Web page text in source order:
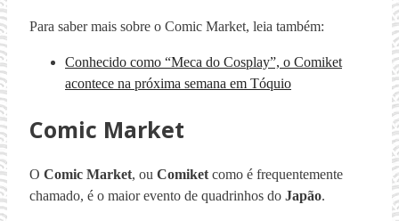
Para saber mais sobre o Comic Market, leia também:
Conhecido como “Meca do Cosplay”, o Comiket
acontece na próxima semana em Tóquio
Comic Market
O Comic Market, ou Comiket como é frequentemente
chamado, é o maior evento de quadrinhos do Japão.